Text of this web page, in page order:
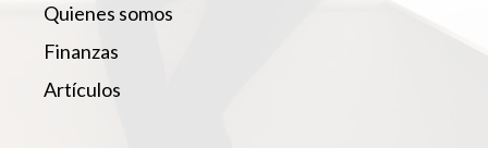
Quienes somos
Finanzas
Artículos